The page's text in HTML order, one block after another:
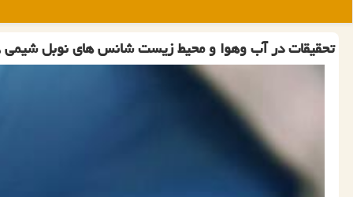
تحقیقات در آب وهوا و محیط زیست شانس های نوبل شیمی ۲۰۲۵